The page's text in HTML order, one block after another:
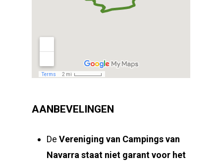
AANBEVELINGEN
De Vereniging van Campings van
Navarra staat niet garant voor het